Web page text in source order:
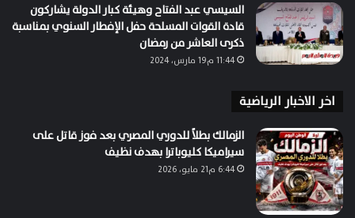
السيسي عبد الفتاح وهيئة كبار الدولة يشاركون
قادة القوات المسلحة حفل الإفطار السنوي بمناسبة
ذكرى العاشر من رمضان
11:44 م19 مارس، 2024
اخر الاخبار الرياضية
الزمالك بطلاً للدوري المصري بعد فوز قاتل على
سيراميكا كليوباترا بهدف نظيف
6:44 م21 مايو، 2026